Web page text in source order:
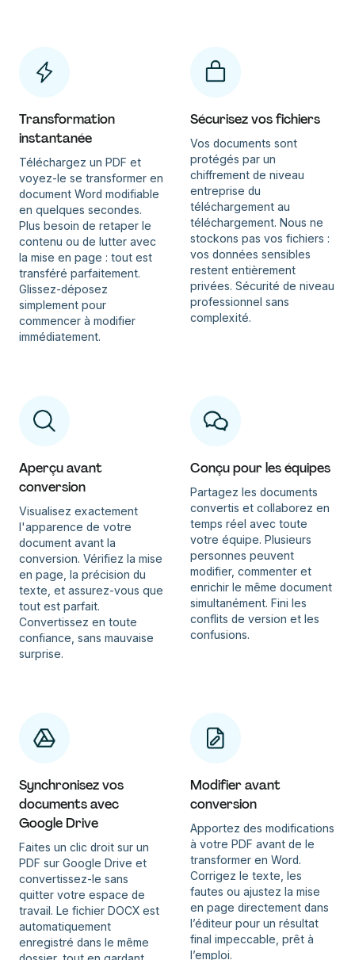
Transformation
instantanée
Téléchargez un PDF et
voyez-le se transformer en
document Word modifiable
en quelques secondes.
Plus besoin de retaper le
contenu ou de lutter avec
la mise en page : tout est
transféré parfaitement.
Glissez-déposez
simplement pour
commencer à modifier
immédiatement.
Sécurisez vos fichiers
Vos documents sont
protégés par un
chiffrement de niveau
entreprise du
téléchargement au
téléchargement. Nous ne
stockons pas vos fichiers :
vos données sensibles
restent entièrement
privées. Sécurité de niveau
professionnel sans
complexité.
Aperçu avant
conversion
Visualisez exactement
l'apparence de votre
document avant la
conversion. Vérifiez la mise
en page, la précision du
texte, et assurez-vous que
tout est parfait.
Convertissez en toute
confiance, sans mauvaise
surprise.
Conçu pour les équipes
Partagez les documents
convertis et collaborez en
temps réel avec toute
votre équipe. Plusieurs
personnes peuvent
modifier, commenter et
enrichir le même document
simultanément. Fini les
conflits de version et les
confusions.
Synchronisez vos
documents avec
Google Drive
Faites un clic droit sur un
PDF sur Google Drive et
convertissez-le sans
quitter votre espace de
travail. Le fichier DOCX est
automatiquement
enregistré dans le même
Modifier avant
conversion
Apportez des modifications
à votre PDF avant de le
transformer en Word.
Corrigez le texte, les
fautes ou ajustez la mise
en page directement dans
l’éditeur pour un résultat
final impeccable, prêt à
l’emploi.